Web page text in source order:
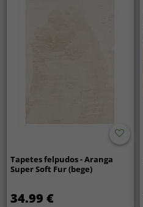
Tapetes felpudos - Aranga
Super Soft Fur (bege)
34.99 €